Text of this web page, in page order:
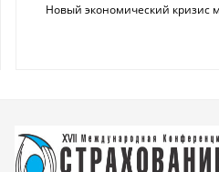
Новый экономический кризис